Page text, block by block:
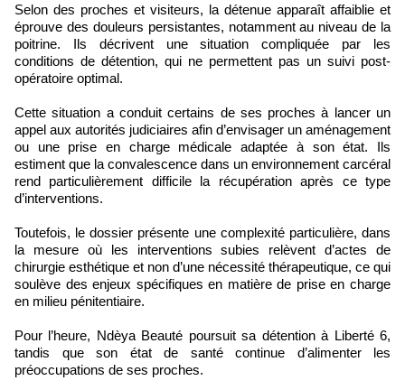
Selon des proches et visiteurs, la détenue apparaît affaiblie et
éprouve des douleurs persistantes, notamment au niveau de la
poitrine. Ils décrivent une situation compliquée par les
conditions de détention, qui ne permettent pas un suivi post-
opératoire optimal.
Cette situation a conduit certains de ses proches à lancer un
appel aux autorités judiciaires afin d’envisager un aménagement
ou une prise en charge médicale adaptée à son état. Ils
estiment que la convalescence dans un environnement carcéral
rend particulièrement difficile la récupération après ce type
d’interventions.
Toutefois, le dossier présente une complexité particulière, dans
la mesure où les interventions subies relèvent d’actes de
chirurgie esthétique et non d’une nécessité thérapeutique, ce qui
soulève des enjeux spécifiques en matière de prise en charge
en milieu pénitentiaire.
Pour l’heure, Ndèya Beauté poursuit sa détention à Liberté 6,
tandis que son état de santé continue d’alimenter les
préoccupations de ses proches.